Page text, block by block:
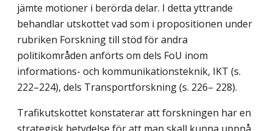
jämte motioner i berörda delar. I detta yttrande
behandlar utskottet vad som i propositionen under
rubriken Forskning till stöd för andra
politikområden anförts om dels FoU inom
informations- och kommunikationsteknik, IKT (s.
222–224), dels Transportforskning (s. 226– 228).
Trafikutskottet konstaterar att forskningen har en